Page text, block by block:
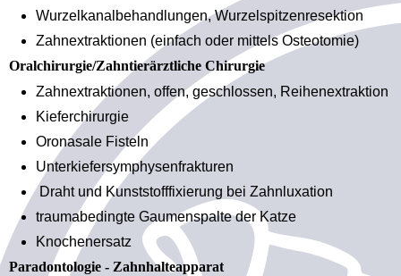
Wurzelkanalbehandlungen, Wurzelspitzenresektion
Zahnextraktionen (einfach oder mittels Osteotomie)
Oralchirurgie/Zahntierärztliche Chirurgie
Zahnextraktionen, offen, geschlossen, Reihenextraktion
Kieferchirurgie
Oronasale Fisteln
Unterkiefersymphysenfrakturen
Draht und Kunststofffixierung bei Zahnluxation
traumabedingte Gaumenspalte der Katze
Knochenersatz
Paradontologie - Zahnhalteapparat